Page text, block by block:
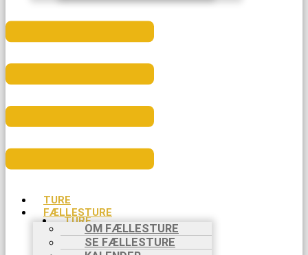
TURE
FÆLLESTURE
OM FÆLLESTURE
SE FÆLLESTURE
TURE
FÆLLESTURE
OM